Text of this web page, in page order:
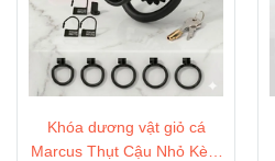
Khóa dương vật giỏ cá
Marcus Thụt Cậu Nhỏ Kèm